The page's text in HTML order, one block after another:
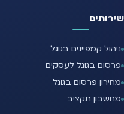
שירותים
ניהול קמפיינים בגוגל
פרסום בגוגל לעסקים
מחירון פרסום בגוגל
מחשבון תקציב